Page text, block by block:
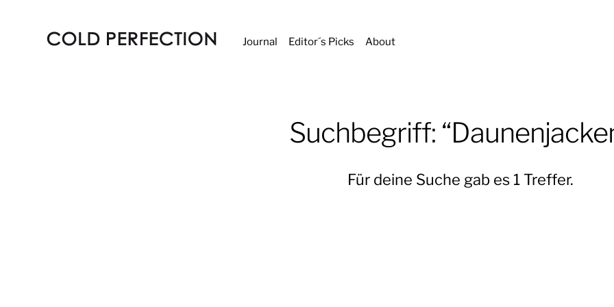
Journal Editor´s Picks About
Suchbegriff:
Für deine Suche gab es 1 Treffer.